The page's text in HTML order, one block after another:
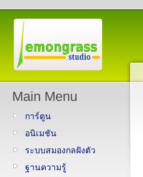
Main Menu
การ์ตูน
อนิเมชัน
ระบบสมองกลฝังตัว
ฐานความรู้